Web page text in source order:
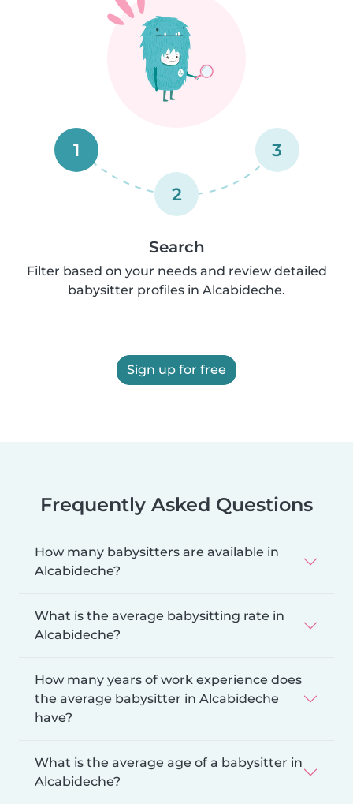
1
2
3
Search
Filter based on your needs and review detailed
babysitter profiles in Alcabideche.
Sign up for free
Frequently Asked Questions
How many babysitters are available in
Alcabideche?
What is the average babysitting rate in
Alcabideche?
How many years of work experience does
the average babysitter in Alcabideche
have?
What is the average age of a babysitter in
Alcabideche?